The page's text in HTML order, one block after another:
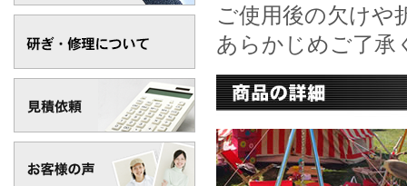
ご使用後の欠けや
あらかじめご了承